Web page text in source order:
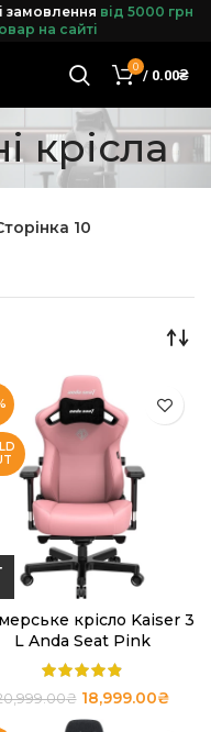
замовлення від 5000 грн
на сайті
0 / 0.00₴
крісла
10
крісло Kaiser 3
L Anda Seat Pink
₴ 18,999.00₴